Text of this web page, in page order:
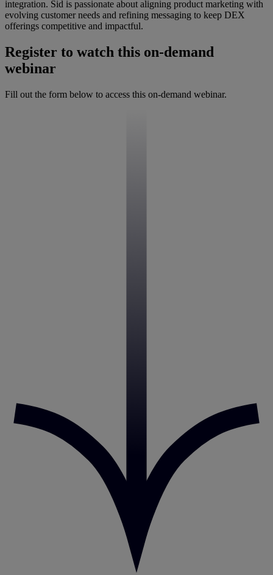
integration. Sid is passionate about aligning product marketing with
evolving customer needs and refining messaging to keep DEX
offerings competitive and impactful.
Register to watch this on-demand
webinar
Fill out the form below to access this on-demand webinar.